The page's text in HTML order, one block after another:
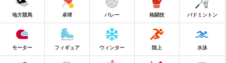
地方競馬 卓球 バレー 格闘技 バドミントン
モーター フィギュア ウィンター 陸上 水泳